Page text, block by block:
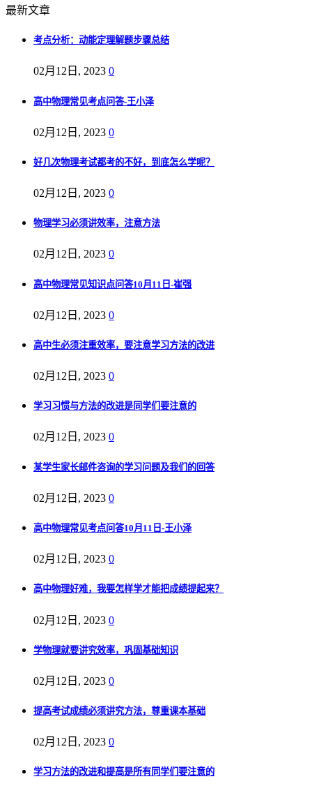
最新文章
考点分析：动能定理解题步骤总结
02月12日, 2023 0
高中物理常见考点问答-王小泽
02月12日, 2023 0
好几次物理考试都考的不好，到底怎么学呢？
02月12日, 2023 0
物理学习必须讲效率，注意方法
02月12日, 2023 0
高中物理常见知识点问答10月11日-崔强
02月12日, 2023 0
高中生必须注重效率，要注意学习方法的改进
02月12日, 2023 0
学习习惯与方法的改进是同学们要注意的
02月12日, 2023 0
某学生家长邮件咨询的学习问题及我们的回答
02月12日, 2023 0
高中物理常见考点问答10月11日-王小泽
02月12日, 2023 0
高中物理好难，我要怎样学才能把成绩提起来？
02月12日, 2023 0
学物理就要讲究效率，巩固基础知识
02月12日, 2023 0
提高考试成绩必须讲究方法，尊重课本基础
02月12日, 2023 0
学习方法的改进和提高是所有同学们要注意的